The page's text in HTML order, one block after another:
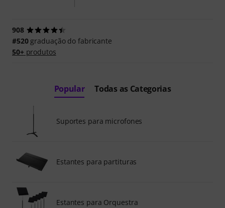
908
#520graduação do fabricante
50+produtos
Popular Todas as Categorias
Suportes para microfones
Estantes para partituras
Estantes para Orquestra